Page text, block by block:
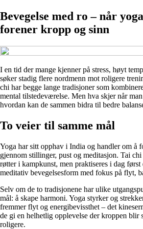
Bevegelse med ro – når
forener kropp og sinn
I en tid der mange kjenner på stress, høyt
søker stadig flere nordmenn mot roligere
chi har begge lange tradisjoner som
mental tilstedeværelse. Men hva skjer når
hvordan kan de sammen bidra til bedre
To veier til samme mål
Yoga har sitt opphav i India og handler om å
gjennom stillinger, pust og meditasjon. Tai
røtter i kampkunst, men praktiseres i dag først
meditativ bevegelsesform med fokus på flyt,
Selv om de to tradisjonene har ulike
mål: å skape harmoni. Yoga styrker og
fremmer flyt og energibevissthet – det
de gi en helhetlig opplevelse der kroppen blir
roligere.